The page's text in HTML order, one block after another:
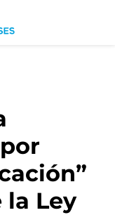
Ley